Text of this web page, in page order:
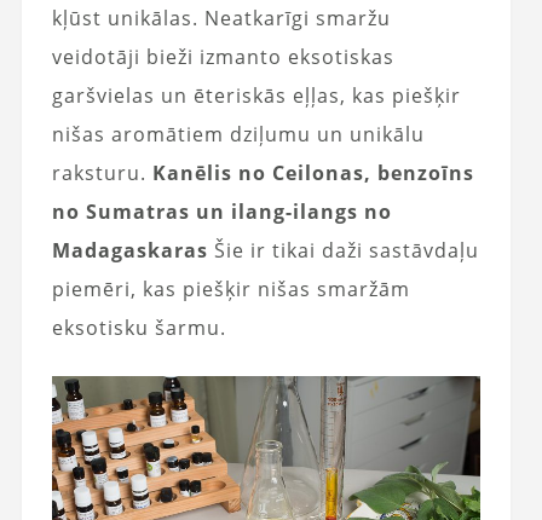
kļūst unikālas. Neatkarīgi smaržu
veidotāji bieži izmanto eksotiskas
garšvielas un ēteriskās eļļas, kas piešķir
nišas aromātiem dziļumu un unikālu
raksturu. Kanēlis no Ceilonas, benzoīns
no Sumatras un ilang-ilangs no
Madagaskaras Šie ir tikai daži sastāvdaļu
piemēri, kas piešķir nišas smaržām
eksotisku šarmu.